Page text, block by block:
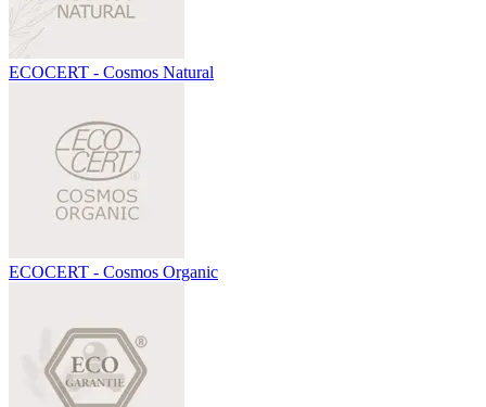
ECOCERT - Cosmos Natural
ECOCERT - Cosmos Organic